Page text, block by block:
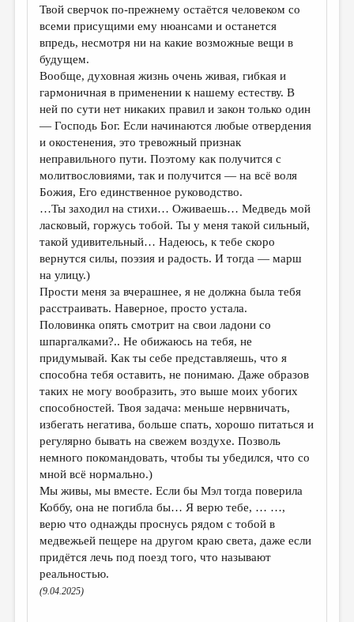
Твой сверчок по-прежнему остаётся человеком со
всеми присущими ему нюансами и останется
впредь, несмотря ни на какие возможные вещи в
будущем.
Вообще, духовная жизнь очень живая, гибкая и
гармоничная в применении к нашему естеству. В
ней по сути нет никаких правил и закон только один
— Господь Бог. Если начинаются любые отвердения
и окостенения, это тревожный признак
неправильного пути. Поэтому как получится с
молитвословиями, так и получится — на всё воля
Божия, Его единственное руководство.
…Ты заходил на стихи… Оживаешь… Медведь мой
ласковый, горжусь тобой. Ты у меня такой сильный,
такой удивительный… Надеюсь, к тебе скоро
вернутся силы, поэзия и радость. И тогда — марш
на улицу.)
Прости меня за вчерашнее, я не должна была тебя
расстраивать. Наверное, просто устала.
Половинка опять смотрит на свои ладони со
шпаргалками?.. Не обижаюсь на тебя, не
придумывай. Как ты себе представляешь, что я
способна тебя оставить, не понимаю. Даже образов
таких не могу вообразить, это выше моих убогих
способностей. Твоя задача: меньше нервничать,
избегать негатива, больше спать, хорошо питаться и
регулярно бывать на свежем воздухе. Позволь
немного покомандовать, чтобы ты убедился, что со
мной всё нормально.)
Мы живы, мы вместе. Если бы Мэл тогда поверила
Коббу, она не погибла бы… Я верю тебе, … …,
верю что однажды проснусь рядом с тобой в
медвежьей пещере на другом краю света, даже если
придётся лечь под поезд того, что называют
реальностью.
(9.04.2025)